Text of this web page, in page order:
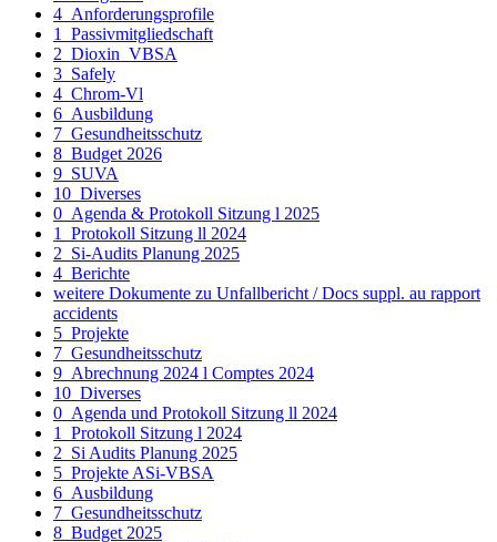
4_Anforderungsprofile
1_Passivmitgliedschaft
2_Dioxin_VBSA
3_Safely
4_Chrom-Vl
6_Ausbildung
7_Gesundheitsschutz
8_Budget 2026
9_SUVA
10_Diverses
0_Agenda & Protokoll Sitzung l 2025
1_Protokoll Sitzung ll 2024
2_Si-Audits Planung 2025
4_Berichte
weitere Dokumente zu Unfallbericht / Docs suppl. au rapport
accidents
5_Projekte
7_Gesundheitsschutz
9_Abrechnung 2024 l Comptes 2024
10_Diverses
0_Agenda und Protokoll Sitzung ll 2024
1_Protokoll Sitzung l 2024
2_Si Audits Planung 2025
5_Projekte ASi-VBSA
6_Ausbildung
7_Gesundheitsschutz
8_Budget 2025